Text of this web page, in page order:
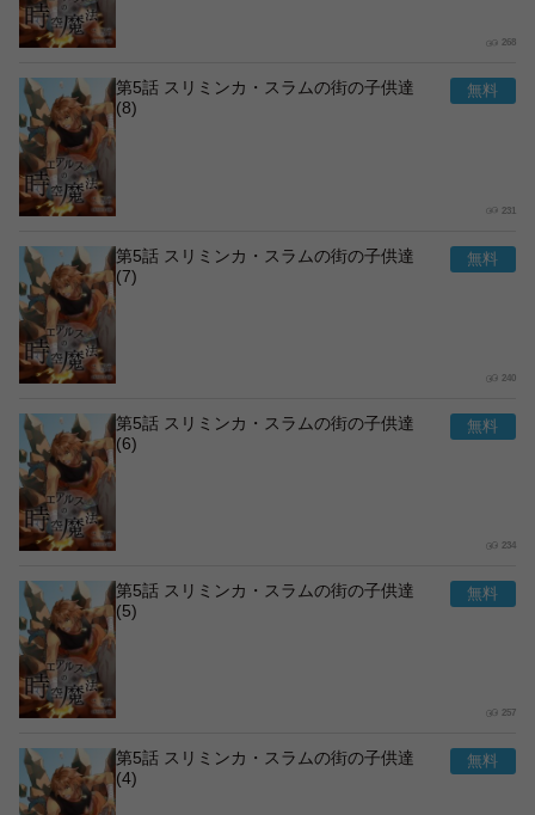
268
第5話 スリミンカ・スラムの街の子供達
(8)
231
第5話 スリミンカ・スラムの街の子供達
(7)
240
第5話 スリミンカ・スラムの街の子供達
(6)
234
第5話 スリミンカ・スラムの街の子供達
(5)
257
第5話 スリミンカ・スラムの街の子供達
(4)